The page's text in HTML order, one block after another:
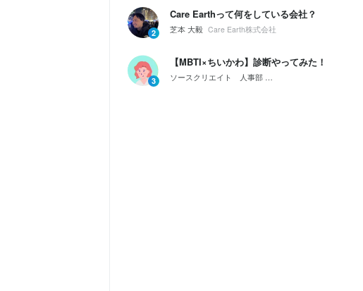
2
Care Earthって何をしている会社？
芝本 大毅 Care Earth株式会社
3
【MBTI×ちいかわ】診断やってみた！
ソースクリエイト 人事部会社紹介｜ソースクリエイ